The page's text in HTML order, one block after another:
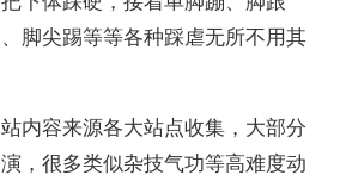
脚尖踢等等各种踩虐无所不用其
内容来源各大站点收集，大部分
，很多类似杂技气功等高难度动